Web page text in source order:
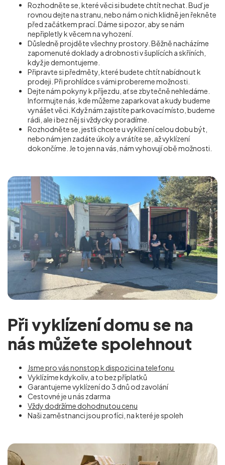
Rozhodněte se, které věci si budete chtít nechat. Buď je
rovnou dejte na stranu, nebo nám o nich klidně jen řekněte
před začátkem prací. Dáme si pozor, aby se nám
nepřipletly k věcem na vyhození.
Důsledně projděte všechny prostory. Běžně nacházíme
zapomenuté doklady a drobnosti v šuplících a skříních,
když je demontujeme.
Připravte si předměty, které budete chtít nabídnout k
prodeji. Při prohlídce s vámi probereme možnosti.
Dejte nám pokyny k příjezdu, ať se zbytečně nehledáme.
Informujte nás, kde můžeme zaparkovat a kudy budeme
vynášet věci. Když nám zajistíte parkovací místo, budeme
rádi, ale i bez něj si vždycky poradíme.
Rozhodněte se, jestli chcete u vyklízení celou dobu být,
nebo nám jen zadáte úkoly a vrátíte se, až vyklízení
dokončíme. Je to jen na vás, nám vyhovují obě možnosti.
Při vyklízení domu se na
nás můžete spolehnout
Jsme pro vás nonstop k dispozici na telefonu
Vyklízíme kdykoliv, a to bez příplatků
Garantujeme vyklízení do 3 dnů od zavolání
Cestovné je u nás zdarma
Vždy dodržíme dohodnutou cenu
Naši zaměstnanci jsou profíci, na které je spoleh